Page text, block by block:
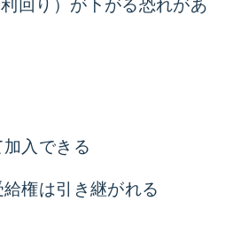
入できる
権は引き継がれる